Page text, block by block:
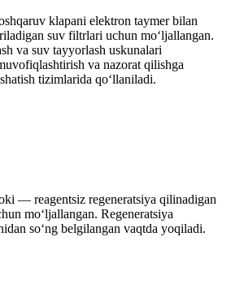
klapani elektron taymer bilan
suv filtrlari uchun mo‘ljallangan.
va suv tayyorlash uskunalari
va nazorat qilishga
tizimlarida qo‘llaniladi.
— reagentsiz regeneratsiya qilinadigan
mo‘ljallangan. Regeneratsiya
so‘ng belgilangan vaqtda yoqiladi.